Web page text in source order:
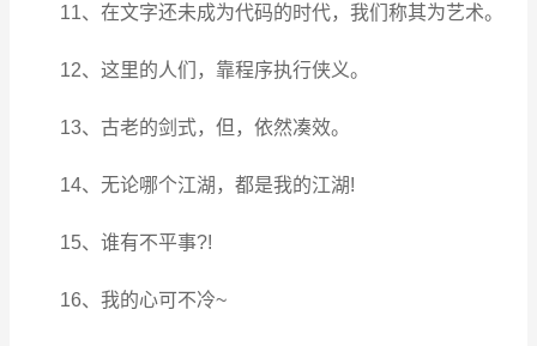
11、在文字还未成为代码的时代，我们称其为艺术。
12、这里的人们，靠程序执行侠义。
13、古老的剑式，但，依然凑效。
14、无论哪个江湖，都是我的江湖!
15、谁有不平事?!
16、我的心可不冷~